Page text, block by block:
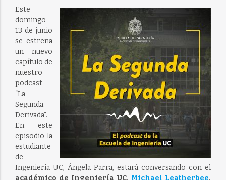
Este
domingo
13 de junio
se estrena
un nuevo
capítulo de
nuestro
podcast
“La
Segunda
Derivada”.
En este
episodio la
estudiante
de
Ingeniería UC, Ángela Parra, estará conversando con el
académico de Ingeniería UC, Michael Leatherbee,